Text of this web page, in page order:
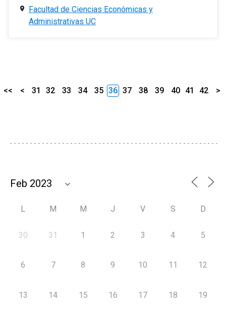
Facultad de Ciencias Económicas y
Administrativas UC
<< < 31 32 33 34 35 36 37 38 39 40 41 42 >
L M M J V S D
30 31 1 2 3 4 5
6 7 8 9 10 11 12
13 14 15 16 17 18 19